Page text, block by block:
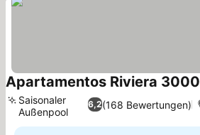
Apartamentos Riviera 3000
6,2(168 Bewertungen)
Saisonaler
Außenpool